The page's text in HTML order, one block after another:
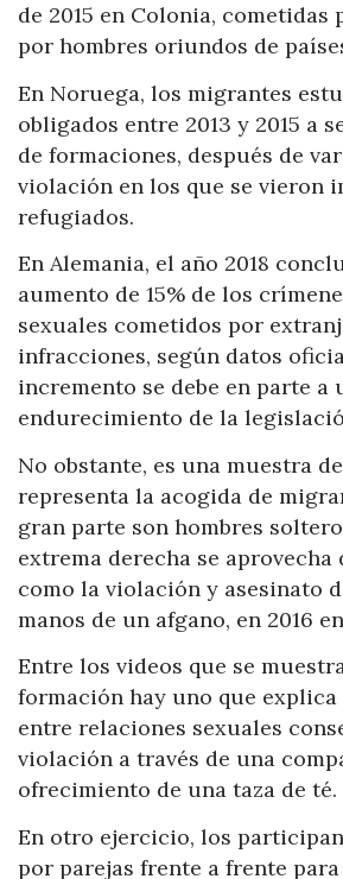
de 2015 en Colonia,
por hombres oriundos de
En Noruega, los migrantes
obligados entre 2013 y 2015 a
de formaciones, después de
violación en los que se vieron
refugiados.
En Alemania, el año 2018
aumento de 15% de los
sexuales cometidos por
infracciones, según datos
incremento se debe en parte a
endurecimiento de la
No obstante, es una muestra
representa la acogida de
gran parte son hombres
extrema derecha se aprovecha
como la violación y asesinato
manos de un afgano, en 2016
Entre los videos que se
formación hay uno que
entre relaciones sexuales
violación a través de una
ofrecimiento de una taza de té.
En otro ejercicio, los
por parejas frente a frente